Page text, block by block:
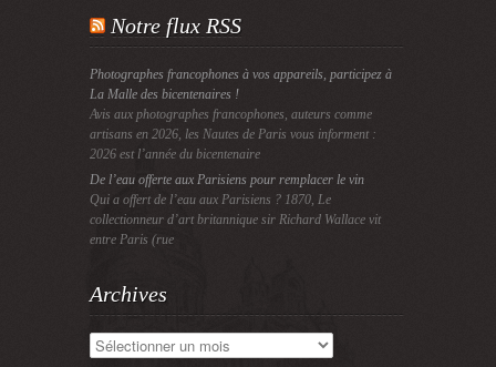
Notre flux RSS
Photographes francophones à vos appareils, participez à
La Malle des bicentenaires !
Avis aux photographes francophones, auteurs comme
artisans en 2026, les Nautes de Paris vous informent :
2026 est l’année du bicentenaire
De l’eau offerte aux Parisiens pour remplacer le vin
Qui a offert de l’eau aux Parisiens ? 1870, Le
collectionneur d’art britannique sir Richard Wallace vit
entre Paris (rue
Archives
Archives